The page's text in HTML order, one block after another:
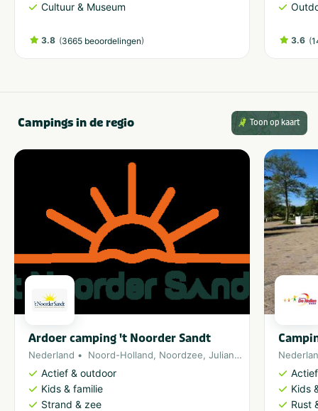
Cultuur & Museum
3.8 (3665 beoordelingen) 3.6 (
Campings in de regio Toon op kaart
Ardoer camping 't Noorder Sandt
Nederland Noord-Holland, Noordzee, Julianadorp
Actief & outdoor
Kids & familie
Strand & zee
Kids
Rust